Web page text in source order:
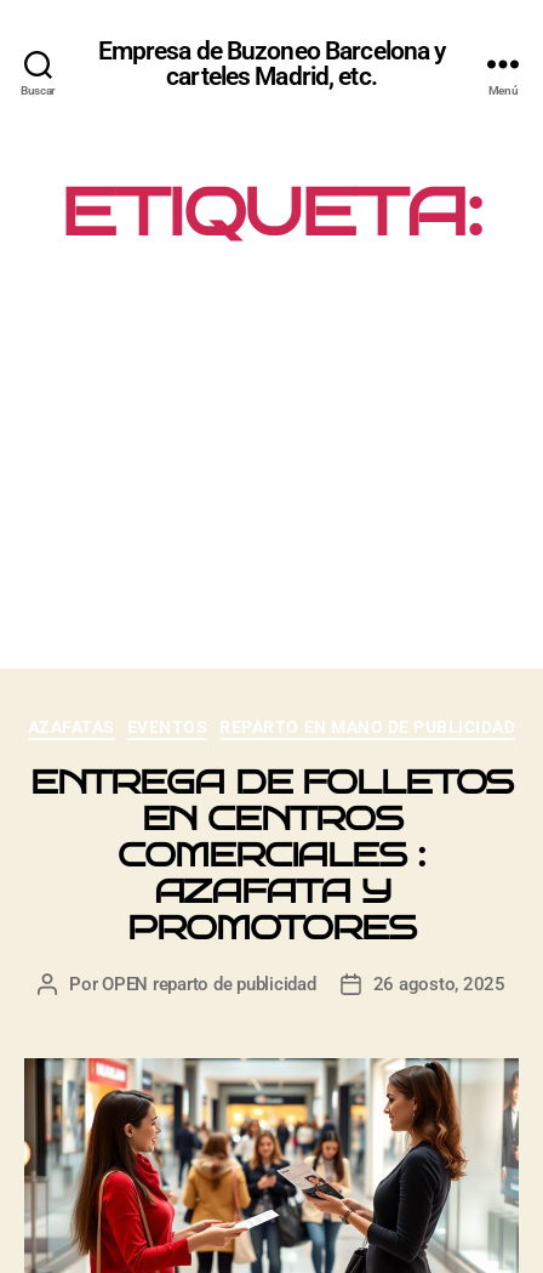
Buscar
Empresa de Buzoneo Barcelona y
carteles Madrid, etc.
Menú
ETIQUETA:
AZAFATAS EVENTOS REPARTO EN MANO DE PUBLICIDAD
ENTREGA DE FOLLETOS
EN CENTROS
COMERCIALES :
AZAFATA Y
PROMOTORES
PorOPEN reparto de publicidad 26 agosto, 2025